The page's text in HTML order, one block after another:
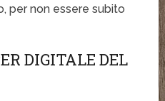
per non essere subito
DIGITALE DEL